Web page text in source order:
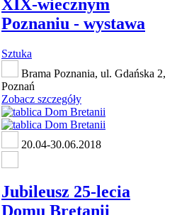
XIX-wiecznym
Poznaniu - wystawa
Sztuka
Brama Poznania, ul. Gdańska 2,
Poznań
Zobacz szczegóły
20.04-30.06.2018
Jubileusz 25-lecia
Domu Bretanii